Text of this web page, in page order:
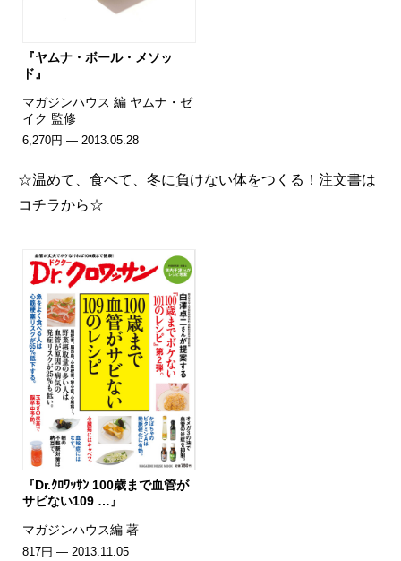
『ヤムナ・ボール・メソッ
ド』
マガジンハウス 編 ヤムナ・ゼ
イク 監修
6,270円 — 2013.05.28
☆温めて、食べて、冬に負けない体をつくる！注文書は
コチラから☆
『Dr.ｸﾛﾜｯｻﾝ 100歳まで血管が
サビない109 …』
マガジンハウス編 著
817円 — 2013.11.05